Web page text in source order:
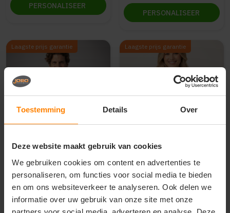
Toestemming Details Over
Deze website maakt gebruik van cookies
We gebruiken cookies om content en advertenties te
personaliseren, om functies voor social media te bieden
en om ons websiteverkeer te analyseren. Ook delen we
informatie over uw gebruik van onze site met onze
PERSONALISEER
PERSONALISEER
Laagste prijs garantie
Softshell Jas met
verwijderbare capuchon
Heren
De beoordeling van dit product is5van de 5
Materiaal: Polyester / elastaan
Fit: Regular Fit
Eigenschap: Winddicht
Laagste prijs garantie
Hoodie met rits Vrouwen
Materiaal: Katoen / Polyester
Fit: Modern fit
Eigenschap: Ademend